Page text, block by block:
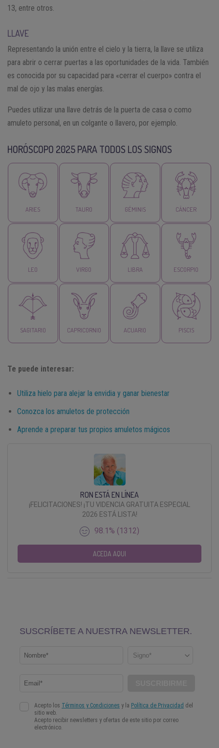
13, entre otros.
LLAVE
Representando la unión entre el cielo y la tierra, la llave se utiliza
para abrir o cerrar puertas a las oportunidades de la vida. También
es conocida por su capacidad para «cerrar el cuerpo» contra el
mal de ojo y las malas energías.
Puedes utilizar una llave detrás de la puerta de casa o como
amuleto personal, en un colgante o llavero, por ejemplo.
HORÓSCOPO 2025 PARA TODOS LOS SIGNOS
ARIES TAURO GÉMINIS CÁNCER
LEO VIRGO LIBRA ESCORPIO
SAGITARIO CAPRICORNIO ACUARIO PISCIS
Te puede interesar:
Utiliza hielo para alejar la envidia y ganar bienestar
Conozca los amuletos de protección
Aprende a preparar tus propios amuletos mágicos
RON ESTÁ EN LÍNEA
¡FELICITACIONES! ¡TU VIDENCIA GRATUITA ESPECIAL
2026 ESTÁ LISTA!
98.1% (1312)
ACEDA AQUI